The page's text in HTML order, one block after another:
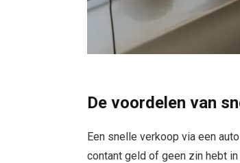
De voordelen van
Een snelle verkoop via een
contant geld of geen zin hebt